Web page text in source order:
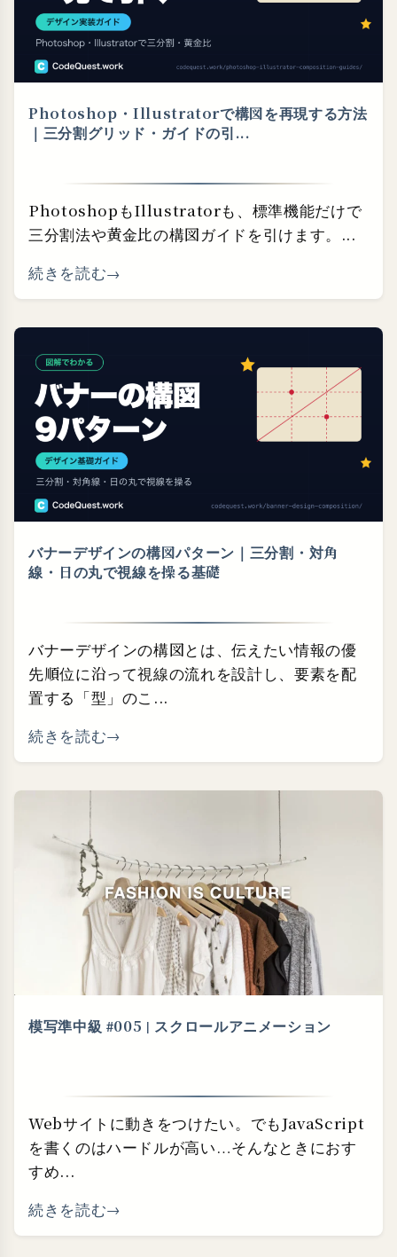
Photoshop・⁠Illustratorで構図を再現する方法
｜三分割グリッド・⁠ガイドの引...
PhotoshopもIllustratorも、標準機能だけで
三分割法や黄金比の構図ガイドを引けます。...
続きを読む
バナーデザインの構図パターン｜三分割・⁠対角
線・⁠日の丸で視線を操る基礎
バナーデザインの構図とは、伝えたい情報の優
先順位に沿って視線の流れを設計し、要素を配
置する「型」のこ...
続きを読む
模写準中級 #005 | スクロールアニメーション
Webサイトに動きをつけたい。でもJavaScript
を書くのはハードルが高い…そんなときにおす
すめ...
続きを読む